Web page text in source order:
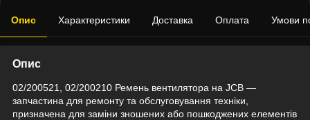
Опис Характеристики Доставка Оплата Умови
Опис
02/200521, 02/200210 Ремень вентилятора на JCB —
запчастина для ремонту та обслуговування техніки,
призначена для заміни зношених або пошкоджених елементів